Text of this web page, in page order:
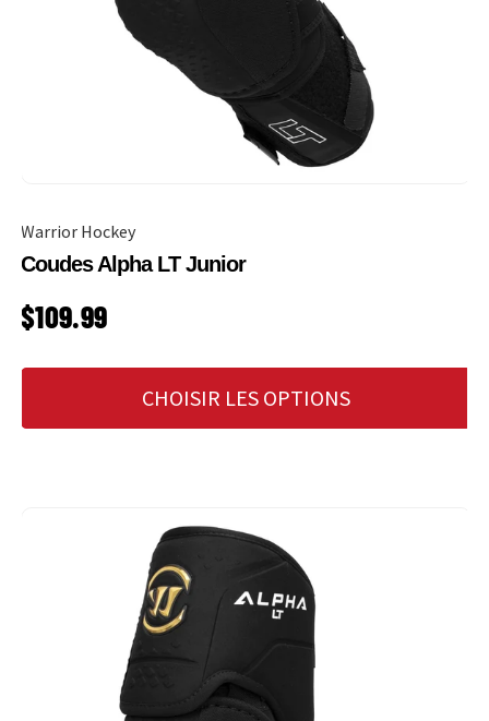
Warrior Hockey
Coudes Alpha LT Junior
PRIX HABITUEL
$109.99
CHOISIR LES OPTIONS